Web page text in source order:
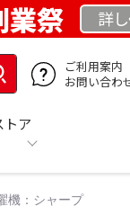
業祭 詳
ご利用案内
お問い合わ
トア
機：シャープ